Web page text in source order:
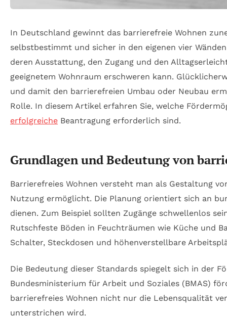
In Deutschland gewinnt das barrierefreie Wohnen
selbstbestimmt und sicher in den eigenen vier
deren Ausstattung, den Zugang und den
geeignetem Wohnraum erschweren kann.
und damit den barrierefreien Umbau oder Neubau
Rolle. In diesem Artikel erfahren Sie, welche
erfolgreiche Beantragung erforderlich sind.
Grundlagen und Bedeutung von
Barrierefreies Wohnen versteht man als Gestaltung
Nutzung ermöglicht. Die Planung orientiert sich an
dienen. Zum Beispiel sollten Zugänge schwellenlos
Rutschfeste Böden in Feuchträumen wie Küche und
Schalter, Steckdosen und höhenverstellbare
Die Bedeutung dieser Standards spiegelt sich in der
Bundesministerium für Arbeit und Soziales (BMAS)
barrierefreies Wohnen nicht nur die Lebensqualität
unterstrichen wird.